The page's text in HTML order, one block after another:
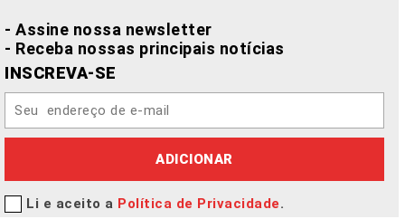
- Assine nossa newsletter
- Receba nossas principais notícias
INSCREVA-SE
ADICIONAR
Li e aceito a Política de Privacidade.